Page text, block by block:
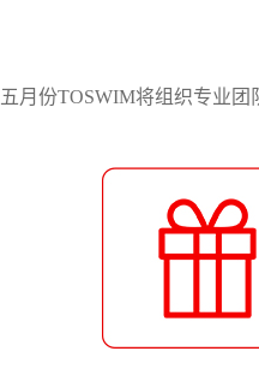
五月份TOSWIM将组织专业团